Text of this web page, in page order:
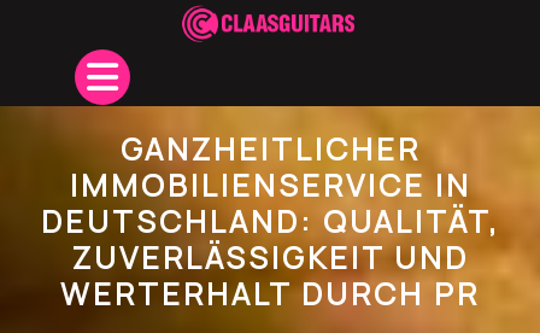
Open
Button
GANZHEITLICHER
IMMOBILIENSERVICE IN
DEUTSCHLAND: QUALITÄT,
ZUVERLÄSSIGKEIT UND
WERTERHALT DURCH PR